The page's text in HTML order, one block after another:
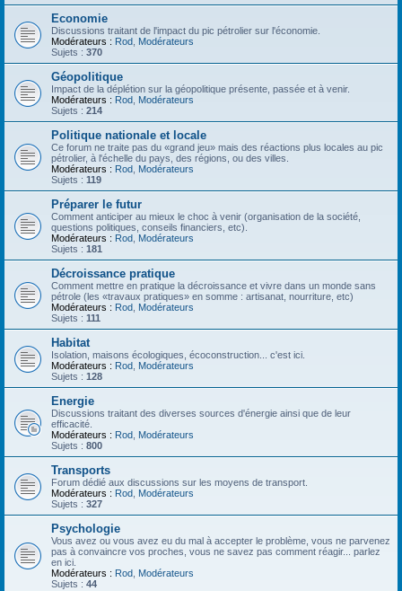
Economie
Discussions traitant de l'impact du pic pétrolier sur l'économie.
Modérateurs : Rod Modérateurs
Sujets : 370
Géopolitique
Impact de la déplétion sur la géopolitique présente, passée et à venir.
Modérateurs : Rod Modérateurs
Sujets : 214
Politique nationale et locale
Ce forum ne traite pas du «grand jeu» mais des réactions plus locales au pic
pétrolier, à l'échelle du pays, des régions, ou des villes.
Modérateurs : Rod Modérateurs
Sujets : 119
Préparer le futur
Comment anticiper au mieux le choc à venir (organisation de la société,
questions politiques, conseils financiers, etc).
Modérateurs : Rod Modérateurs
Sujets : 181
Décroissance pratique
Comment mettre en pratique la décroissance et vivre dans un monde sans
pétrole (les «travaux pratiques» en somme : artisanat, nourriture, etc)
Modérateurs : Rod Modérateurs
Sujets : 111
Habitat
Isolation, maisons écologiques, écoconstruction... c'est ici.
Modérateurs : Rod Modérateurs
Sujets : 128
Energie
Discussions traitant des diverses sources d'énergie ainsi que de leur
efficacité.
Modérateurs : Rod Modérateurs
Sujets : 800
Transports
Forum dédié aux discussions sur les moyens de transport.
Modérateurs : Rod Modérateurs
Sujets : 327
Psychologie
Vous avez ou vous avez eu du mal à accepter le problème, vous ne parvenez
pas à convaincre vos proches, vous ne savez pas comment réagir... parlez
en ici.
Modérateurs : Rod Modérateurs
Sujets : 44